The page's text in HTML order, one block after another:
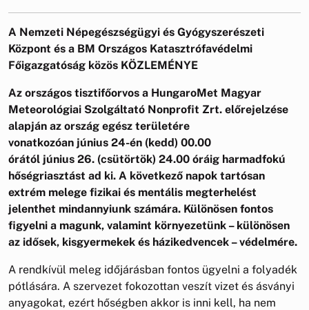
A Nemzeti Népegészségügyi és Gyógyszerészeti
Központ és a BM Országos Katasztrófavédelmi
Főigazgatóság közös KÖZLEMÉNYE
Az országos tisztifőorvos a HungaroMet Magyar
Meteorológiai Szolgáltató Nonprofit Zrt. előrejelzése
alapján az ország egész területére
vonatkozóan június 24-én (kedd) 00.00
órától június 26. (csütörtök) 24.00 óráig harmadfokú
hőségriasztást ad ki. A következő napok tartósan
extrém melege fizikai és mentális megterhelést
jelenthet mindannyiunk számára. Különösen fontos
figyelni a magunk, valamint környezetünk – különösen
az idősek, kisgyermekek és házikedvencek – védelmére.
A rendkívül meleg időjárásban fontos ügyelni a folyadék
pótlására. A szervezet fokozottan veszít vizet és ásványi
anyagokat, ezért hőségben akkor is inni kell, ha nem